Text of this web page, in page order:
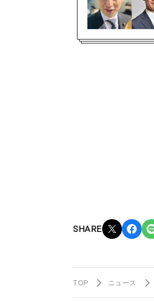
SHARE
TOP ニュース